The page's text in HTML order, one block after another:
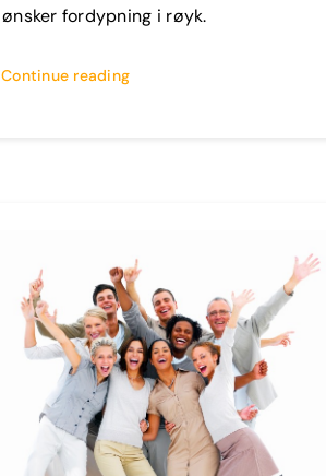
ønsker fordypning i røyk.
Continue reading